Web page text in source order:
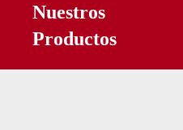
Nuestros
ProductosBaterías y Pilas